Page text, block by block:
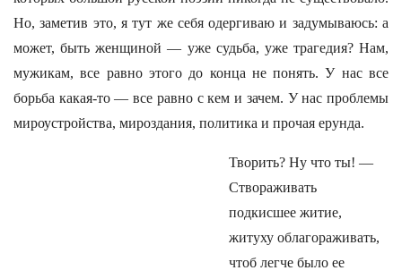
Но, заметив это, я тут же себя одергиваю и задумываюсь: а
может, быть женщиной — уже судьба, уже трагедия? Нам,
мужикам, все равно этого до конца не понять. У нас все
борьба какая-то — все равно с кем и зачем. У нас проблемы
мироустройства, мироздания, политика и прочая ерунда.
Творить? Ну что ты! —
Створаживать
подкисшее житие,
житуху облагораживать,
чтоб легче было ее